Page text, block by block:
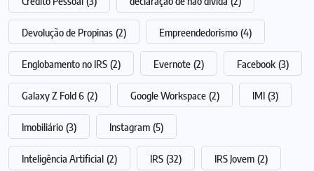
Devolução de Propinas (2) Empreendedorismo (4)
Englobamento no IRS (2) Evernote (2) Facebook (3)
Galaxy Z Fold 6 (2) Google Workspace (2) IMI (3)
Imobiliário (3) Instagram (5)
Inteligência Artificial (2) IRS (32) IRS Jovem (2)